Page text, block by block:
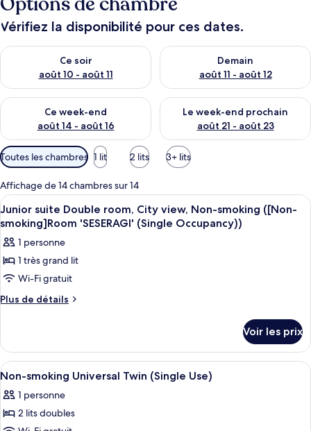
Vérifiez la disponibilité pour ces dates.
Ce soir
août 10 - août 11
Vérifier la disponibilité pour ce soir août 10 - août 11
Demain
août 11 - août 12
Vérifier la disponibilité pour
Ce week-end
août 14 - août 16
Vérifier la disponibilité pour ce week-end août 14 - août 16
Le week-end prochain
août 21 - août 23
Vérifier la disponibilité pour
Filtres
disponibles
pour
les
chambres
Toutes les chambres 1 lit 2 lits 3+ lits
Affichage de 14 chambres sur 14
Afficher
toutes
les
photos
pour
ce
type
Junior
suite
Double
room,
City
view,
Une chambre d’hôtel moderne
6
Junior suite Double room, City view, Non-smoking ([Non-
smoking]Room 'SESERAGI' (Single Occupancy))
1 personne
1 très grand lit
Wi-Fi gratuit
Plus de détails
Plus
le
type
de
Junior
suite
Voir les prix
Afficher
toutes
les
photos
Une chambre d’hôtel avec un grand
5
Non-smoking Universal Twin (Single Use)
1 personne
2 lits doubles